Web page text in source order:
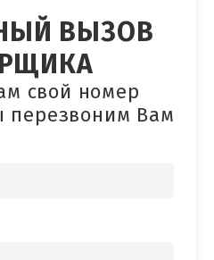
ВЫЗОВ
свой номер
перезвоним Вам